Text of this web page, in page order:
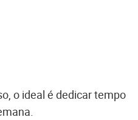
o ideal é dedicar tempo